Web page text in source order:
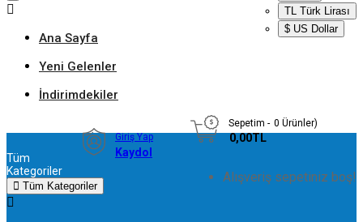
TL Türk Lirası
$ US Dollar
Ana Sayfa
Yeni Gelenler
İndirimdekiler
Sepetim 0 Ürünler)
- 0,00TL
Alışveriş sepetiniz boş!
Giriş Yap
Kaydol
Tüm
Kategoriler
Tüm Kategoriler